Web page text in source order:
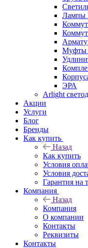
Муфты
ЭРА
Arlight
Акции
Услуги
Блог
Бренды
Как купить
Назад
Как купить
Условия
Условия
Гарантия на
Компания
Назад
Компания
О компании
Контакты
Реквизиты
Контакты